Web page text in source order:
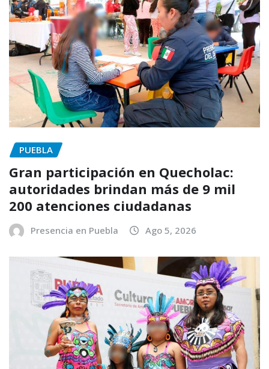
PUEBLA
Gran participación en Quecholac:
autoridades brindan más de 9 mil
200 atenciones ciudadanas
Presencia en Puebla Ago 5, 2026